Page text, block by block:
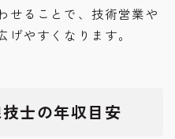
せることで、技術営業や
やすくなります。
士の年収目安